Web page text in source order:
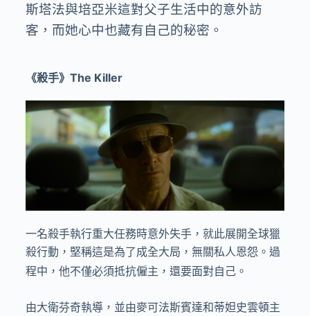
斯塔法與培亞米這對父子生活中的意外訪
客，而她心中也藏有自己的秘密。
《殺手》 The Killer
一名殺手執行重大任務時意外失手，就此展開全球獵
殺行動，堅稱這是為了成全大局，無關私人恩怨。過
程中，他不僅必須抵抗僱主，還要面對自己。
由大衛芬奇執導，並由麥可法斯賓達和蒂妲史雲頓主